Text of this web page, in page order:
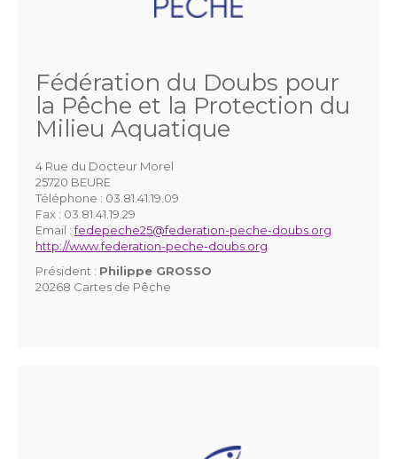
Fédération du Doubs pour
la Pêche et la Protection du
Milieu Aquatique
4 Rue du Docteur Morel
25720 BEURE
Téléphone : 03.81.41.19.09
Fax : 03.81.41.19.29
Email :fedepeche25@federation-peche-doubs.org
http://www.federation-peche-doubs.org
Président : Philippe GROSSO
20268 Cartes de Pêche